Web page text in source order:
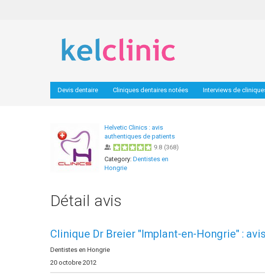
Devis dentaire Cliniques dentaires notées Interviews de
Helvetic Clinics : avis
authentiques de patients
9.8 (368)
Category: Dentistes en
Hongrie
Détail avis
Clinique Dr Breier "Implant-en-Hongrie" :
Dentistes en Hongrie
20 octobre 2012